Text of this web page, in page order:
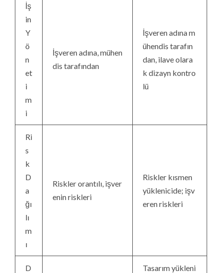
İş
in
Y
ö
n
et
i
m
i
İşveren adına, mühen
dis tarafından
İşveren adına m
ühendis tarafın
dan, ilave olara
k dizayn kontro
lü
Ri
s
k
D
a
ğı
lı
m
ı
Riskler orantılı, işver
enin riskleri
Riskler kısmen
yüklenicide; işv
eren riskleri
D
Tasarım yükleni